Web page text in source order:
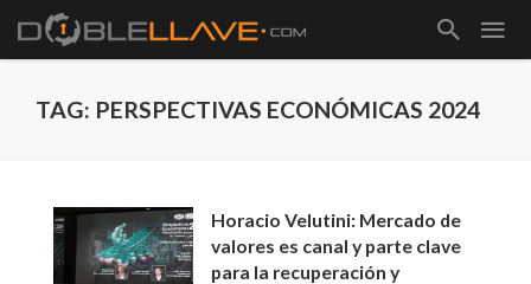
TAG: PERSPECTIVAS ECONÓMICAS 2024
Horacio Velutini: Mercado de
valores es canal y parte clave
para la recuperación y